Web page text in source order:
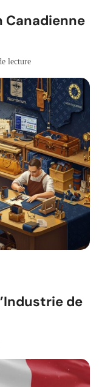
Canadienne
lecture
de